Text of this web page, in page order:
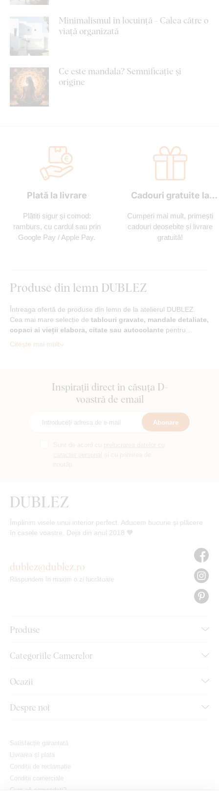
Minimalismul în locuință - Calea către o
viață organizată
Ce este mandala? Semnificație și
origine
Plată la livrare
Plătiți sigur și comod:
ramburs, cu cardul sau prin
Google Pay / Apple Pay.
Cadouri gratuite la
Cumperi mai mult, primești
cadouri deosebite și livrare
gratuită!
Produse din lemn DUBLEZ
Întreaga ofertă de produse din lemn de la atelierul DUBLEZ.
Cea mai mare selecție de tablouri gravate, mandale detaliate,
copaci ai vieții elabora, citate sau autocolante pentru…
Citește mai mult
Inspirații direct în căsuța D-
voastră de email
Abonare
Împlinim visele unui interior perfect. Aducem bucurie și plăcere
în casele voastre. Deja din anul 2018 🧡
Produse
Categoriile Camerelor
Ocazii
Despre noi
dublez@dublez.ro
Răspundem în maxim o zi lucrătoare
Satisfacție garantată
Livrarea și plata
Condiții de reclamație
Condiții comerciale
Cum să comandați?